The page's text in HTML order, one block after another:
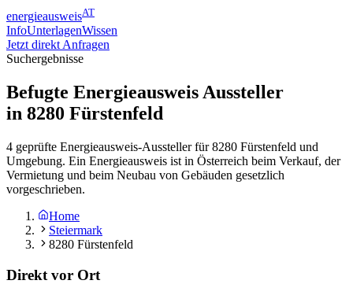
energieausweisAT
InfoUnterlagenWissen
Jetzt direkt Anfragen
Suchergebnisse
Befugte Energieausweis Aussteller
in 8280 Fürstenfeld
4 geprüfte Energieausweis-Aussteller für 8280 Fürstenfeld und
Umgebung. Ein Energieausweis ist in Österreich beim Verkauf, der
Vermietung und beim Neubau von Gebäuden gesetzlich
vorgeschrieben.
Home
Steiermark
8280 Fürstenfeld
Direkt vor Ort